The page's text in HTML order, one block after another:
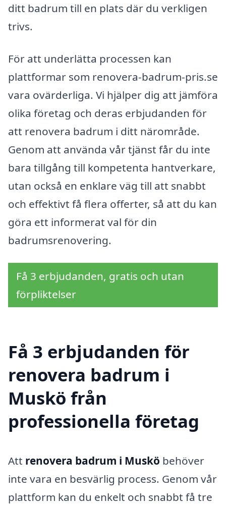
ditt badrum till en plats där du verkligen
trivs.
För att underlätta processen kan
plattformar som renovera-badrum-pris.se
vara ovärderliga. Vi hjälper dig att jämföra
olika företag och deras erbjudanden för
att renovera badrum i ditt närområde.
Genom att använda vår tjänst får du inte
bara tillgång till kompetenta hantverkare,
utan också en enklare väg till att snabbt
och effektivt få flera offerter, så att du kan
göra ett informerat val för din
badrumsrenovering.
Få 3 erbjudanden, gratis och utan
förpliktelser
Få 3 erbjudanden för
renovera badrum i
Muskö från
professionella företag
Att renovera badrum i Muskö behöver
inte vara en besvärlig process. Genom vår
plattform kan du enkelt och snabbt få tre